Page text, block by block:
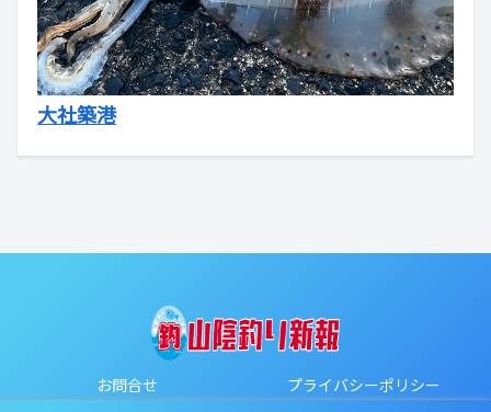
大社築港
お問合せ プライバシーポリシー